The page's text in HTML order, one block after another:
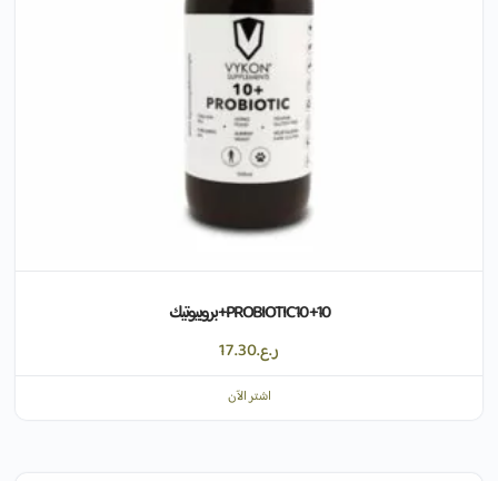
10+ PROBIOTIC 10+ بروبيوتيك
ر.ع.17.30
اشتر الآن